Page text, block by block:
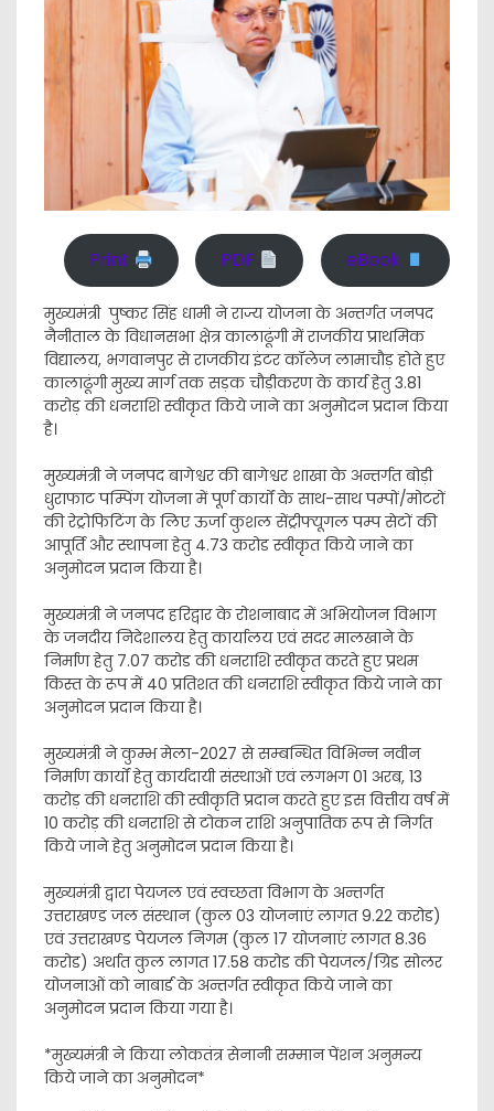
Print PDF eBook
मुख्यमंत्री पुष्कर सिंह धामी ने राज्य योजना के अन्तर्गत जनपद
नैनीताल के विधानसभा क्षेत्र कालाढूंगी में राजकीय प्राथमिक
विद्यालय, भगवानपुर से राजकीय इंटर कॉलेज लामाचौड़ होते हुए
कालाढूंगी मुख्य मार्ग तक सड़क चौड़ीकरण के कार्य हेतु 3.81
करोड़ की धनराशि स्वीकृत किये जाने का अनुमोदन प्रदान किया
है।
मुख्यमंत्री ने जनपद बागेश्वर की बागेश्वर शाखा के अन्तर्गत बोड़ी
धुराफाट पम्पिंग योजना में पूर्ण कार्यों के साथ-साथ पम्पों/मोटरों
की रेट्रोफिटिंग के लिए ऊर्जा कुशल सेंट्रीफ्यूगल पम्प सेटों की
आपूर्ति और स्थापना हेतु 4.73 करोड स्वीकृत किये जाने का
अनुमोदन प्रदान किया है।
मुख्यमंत्री ने जनपद हरिद्वार के रोशनाबाद में अभियोजन विभाग
के जनदीय निदेशालय हेतु कार्यालय एवं सदर मालखाने के
निर्माण हेतु 7.07 करोड की धनराशि स्वीकृत करते हुए प्रथम
किस्त के रूप में 40 प्रतिशत की धनराशि स्वीकृत किये जाने का
अनुमोदन प्रदान किया है।
मुख्यमंत्री ने कुम्भ मेला-2027 से सम्बन्धित विभिन्न नवीन
निर्माण कार्यों हेतु कार्यदायी संस्थाओं एवं लगभग 01 अरब, 13
करोड़ की धनराशि की स्वीकृति प्रदान करते हुए इस वित्तीय वर्ष में
10 करोड़ की धनराशि से टोकन राशि अनुपातिक रूप से निर्गत
किये जाने हेतु अनुमोदन प्रदान किया है।
मुख्यमंत्री द्वारा पेयजल एवं स्वच्छता विभाग के अन्तर्गत
उत्तराखण्ड जल संस्थान (कुल 03 योजनाएं लागत 9.22 करोड)
एवं उत्तराखण्ड पेयजल निगम (कुल 17 योजनाएं लागत 8.36
करोड) अर्थात कुल लागत 17.58 करोड की पेयजल/ग्रिड सोलर
योजनाओं को नाबार्ड के अन्तर्गत स्वीकृत किये जाने का
अनुमोदन प्रदान किया गया है।
*मुख्यमंत्री ने किया लोकतंत्र सेनानी सम्मान पेंशन अनुमन्य
किये जाने का अनुमोदन*